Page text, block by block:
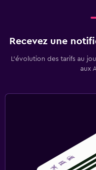
Recevez une
L’évolution des tarifs au
aux